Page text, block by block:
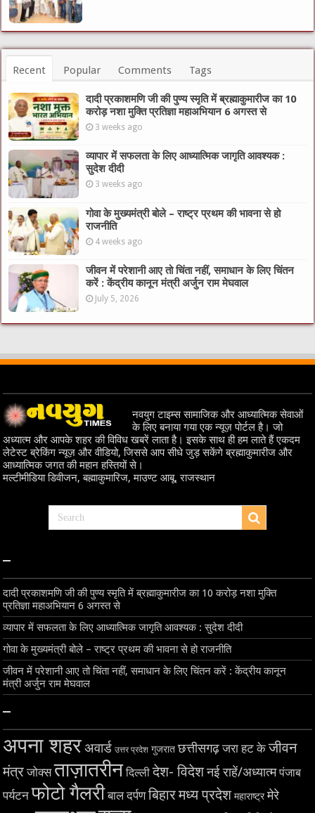
Recent Popular Comments Tags
दादी प्रकाशमणि जी की पुण्य स्मृति में ब्रह्माकुमारीज का 10
करोड़ नशा मुक्ति प्रतिज्ञा महाअभियान 6 अगस्त से
3 weeks ago
व्यापार में सफलता के लिए आध्यात्मिक जागृति आवश्यक :
सुदेश दीदी
3 weeks ago
गोवा के मुख्यमंत्री बोले – राष्ट्र प्रथम की भावना से हो
राजनीति
4 weeks ago
जीवन में परेशानी आए तो चिंता नहीं, समाधान के लिए चिंतन
करें : केंद्रीय कानून मंत्री अर्जुन राम मेघवाल
July 5, 2026
नवयुग टाइम्स सामाजिक और आध्यात्मिक सेवाओं
के लिए बनाया गया एक न्यूज़ पोर्टल है। जो
अध्यात्म और आपके शहर की विविध खबरें लाता है। इसके साथ ही हम लाते हैं एकदम
लेटेस्ट ब्रेकिंग न्यूज़ और वीडियो, जिससे आप सीधे जुड़ सकेंगे ब्रह्माकुमारीज और
आध्यात्मिक जगत की महान हस्तियों से।
मल्टीमीडिया डिवीजन, बह्माकुमारिज, माउण्ट आबू, राजस्थान
–
दादी प्रकाशमणि जी की पुण्य स्मृति में ब्रह्माकुमारीज का 10 करोड़ नशा मुक्ति
प्रतिज्ञा महाअभियान 6 अगस्त से
व्यापार में सफलता के लिए आध्यात्मिक जागृति आवश्यक : सुदेश दीदी
गोवा के मुख्यमंत्री बोले – राष्ट्र प्रथम की भावना से हो राजनीति
जीवन में परेशानी आए तो चिंता नहीं, समाधान के लिए चिंतन करें : केंद्रीय कानून
मंत्री अर्जुन राम मेघवाल
–
अपना शहर अवार्ड उत्तर प्रदेश गुजरात छत्तीसगढ़ जरा हट के जीवन
मंत्र जोक्स ताज़ातरीन दिल्ली देश- विदेशनई राहें/अध्यात्म पंजाब
पर्यटन फोटो गैलरी बाल दर्पण बिहारमध्य प्रदेश महाराष्ट्र मेरे